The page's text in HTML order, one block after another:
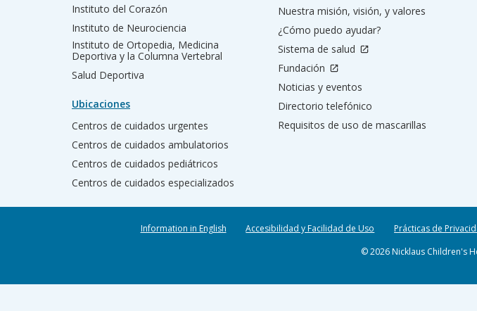
Instituto del Corazón
Instituto de Neurociencia
Instituto de Ortopedia, Medicina
Deportiva y la Columna Vertebral
Salud Deportiva
Ubicaciones
Centros de cuidados urgentes
Centros de cuidados ambulatorios
Centros de cuidados pediátricos
Centros de cuidados especializados
Nuestra misión, visión, y valores
¿Cómo puedo ayudar?
Sistema de salud
Fundación
Noticias y eventos
Directorio telefónico
Requisitos de uso de mascarillas
Information in English Accesibilidad y Facilidad de Uso Prácticas de
© 2026 Nicklaus Children's